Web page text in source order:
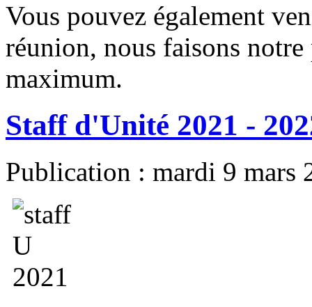
Vous pouvez également
réunion, nous faisons
maximum.
Staff d'Unité 2021 -
Publication : mardi 9 mars